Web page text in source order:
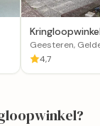
Oude Spar in
Geesteren,
Gelderland
Geesteren,
4,7